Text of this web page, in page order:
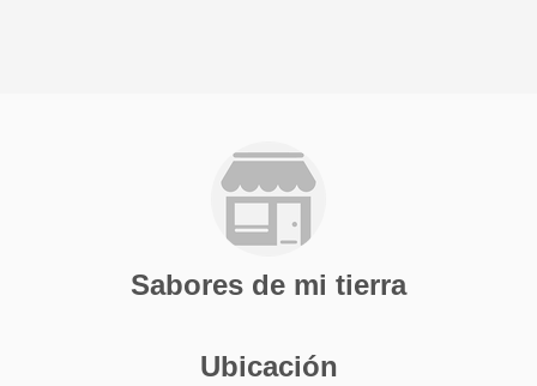
Sabores de mi tierra
Ubicación